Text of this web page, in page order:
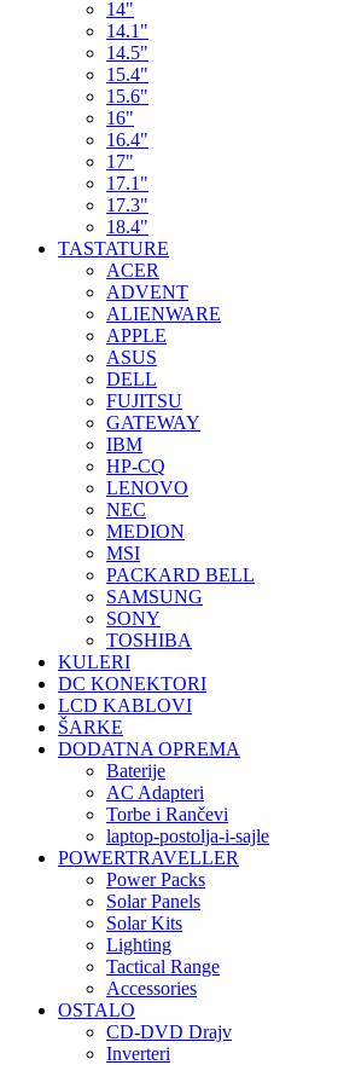
14"
14.1"
14.5"
15.4"
15.6"
16"
16.4"
17"
17.1"
17.3"
18.4"
TASTATURE
ACER
ADVENT
ALIENWARE
APPLE
ASUS
DELL
FUJITSU
GATEWAY
IBM
HP-CQ
LENOVO
NEC
MEDION
MSI
PACKARD BELL
SAMSUNG
SONY
TOSHIBA
KULERI
DC KONEKTORI
LCD KABLOVI
ŠARKE
DODATNA OPREMA
Baterije
AC Adapteri
Torbe i Rančevi
laptop-postolja-i-sajle
POWERTRAVELLER
Power Packs
Solar Panels
Solar Kits
Lighting
Tactical Range
Accessories
OSTALO
CD-DVD Drajv
Inverteri